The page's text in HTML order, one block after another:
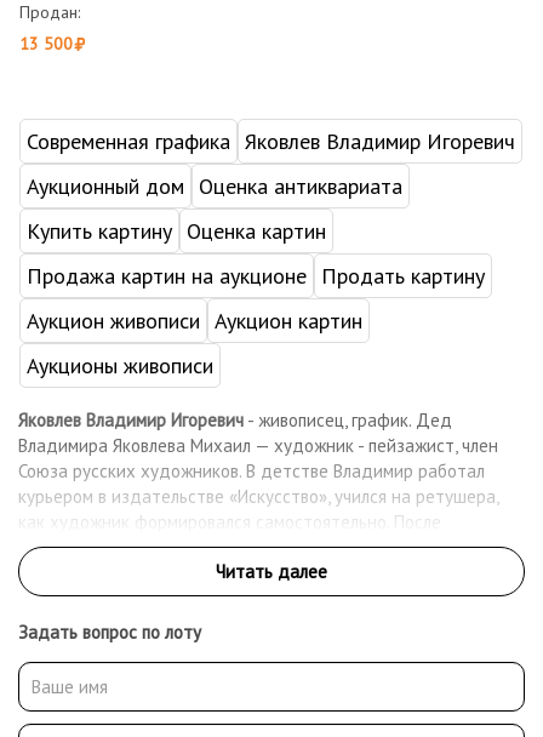
Продан:
13 500
Современная графика Яковлев Владимир Игоревич
Аукционный дом
Оценка антиквариата
Купить картину Оценка картин
Продажа картин на аукционе
Продать картину
Аукцион живописи Аукцион картин
Аукционы живописи
Яковлев Владимир Игоревич - живописец, график. Дед
Владимира Яковлева Михаил — художник - пейзажист, член
Союза русских художников. В детстве Владимир работал
курьером в издательстве «Искусство», учился на ретушера,
как художник формировался самостоятельно. После
Всемирного фестиваля молодежи (1957) начинает работать в
духе ташизма. В 1960 - е годы складывается его
индивидуальная манера. Основные жанры — портрет и
натюрморт. Предметы, чаще всего одинокие цветы, пишет с
трагической остротой и экспрессией. Создает глубоко
личностный пластический язык, названный впоследствии
критиками «интимным магическим лиризмом». Несмотря на
очень плохое зрение, много работает, в основном гуашью на
Задать вопрос по лоту